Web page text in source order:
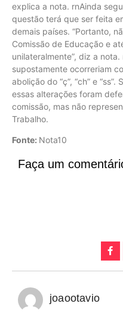
explica a nota. rnAinda
questão terá que ser feita
demais países. “Portanto,
Comissão de Educação e
unilateralmente”, diz a
supostamente ocorreriam
abolição do “ç”, “ch” e
essas alterações foram
comissão, mas não
Trabalho.
Fonte: Nota10
Faça um
joaootavio